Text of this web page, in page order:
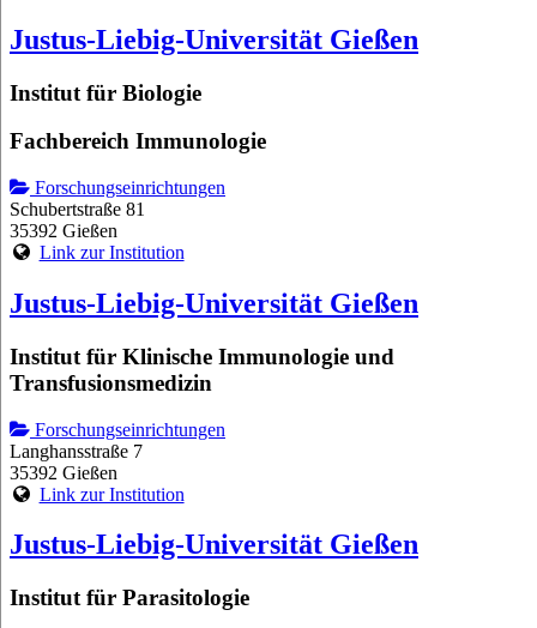
Justus-Liebig-Universität Gießen
Institut für Biologie
Fachbereich Immunologie
Forschungseinrichtungen
Schubertstraße 81
35392 Gießen
Link zur Institution
Justus-Liebig-Universität Gießen
Institut für Klinische Immunologie und
Transfusionsmedizin
Forschungseinrichtungen
Langhansstraße 7
35392 Gießen
Link zur Institution
Justus-Liebig-Universität Gießen
Institut für Parasitologie